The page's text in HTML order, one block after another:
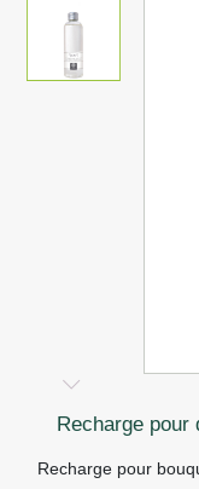
recharge
Recharge pour